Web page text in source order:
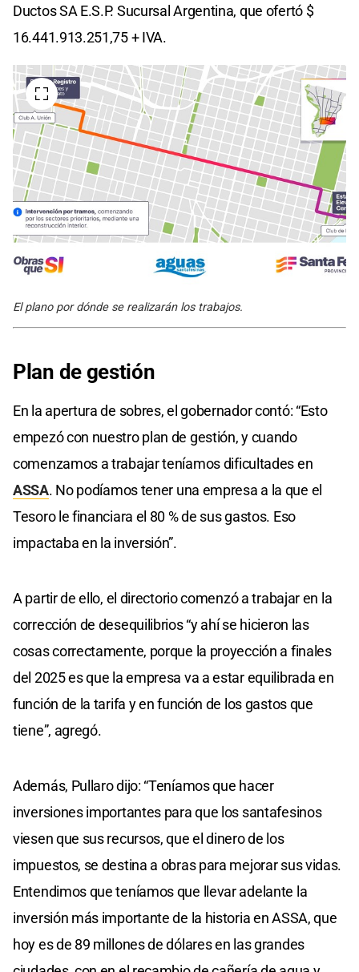
Ductos SA E.S.P. Sucursal Argentina, que ofertó $
16.441.913.251,75 + IVA.
El plano por dónde se realizarán los trabajos.
Plan de gestión
En la apertura de sobres, el gobernador contó: “Esto
empezó con nuestro plan de gestión, y cuando
comenzamos a trabajar teníamos dificultades en
ASSA. No podíamos tener una empresa a la que el
Tesoro le financiara el 80 % de sus gastos. Eso
impactaba en la inversión”.
A partir de ello, el directorio comenzó a trabajar en la
corrección de desequilibrios “y ahí se hicieron las
cosas correctamente, porque la proyección a finales
del 2025 es que la empresa va a estar equilibrada en
función de la tarifa y en función de los gastos que
tiene”, agregó.
Además, Pullaro dijo: “Teníamos que hacer
inversiones importantes para que los santafesinos
viesen que sus recursos, que el dinero de los
impuestos, se destina a obras para mejorar sus vidas.
Entendimos que teníamos que llevar adelante la
inversión más importante de la historia en ASSA, que
hoy es de 89 millones de dólares en las grandes